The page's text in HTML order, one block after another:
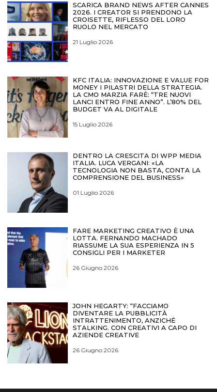
SCARICA BRAND NEWS AFTER CANNES
2026. I CREATOR SI PRENDONO LA
CROISETTE, RIFLESSO DEL LORO
RUOLO NEL MERCATO
21 Luglio 2026
KFC ITALIA: INNOVAZIONE E VALUE FOR
MONEY I PILASTRI DELLA STRATEGIA.
LA CMO MARZIA FARÈ: “TRE NUOVI
LANCI ENTRO FINE ANNO”. L’80% DEL
BUDGET VA AL DIGITALE
15 Luglio 2026
DENTRO LA CRESCITA DI WPP MEDIA
ITALIA. LUCA VERGANI: «LA
TECNOLOGIA NON BASTA, CONTA LA
COMPRENSIONE DEL BUSINESS»
01 Luglio 2026
FARE MARKETING CREATIVO È UNA
LOTTA. FERNANDO MACHADO
RIASSUME LA SUA ESPERIENZA IN 5
CONSIGLI PER I MARKETER
26 Giugno 2026
JOHN HEGARTY: “FACCIAMO
DIVENTARE LA PUBBLICITÀ
INTRATTENIMENTO, ANZICHÉ
STALKING. CON CREATIVI A CAPO DI
AZIENDE CREATIVE
26 Giugno 2026